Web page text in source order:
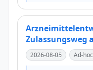
Zulassungsweg
2026-08-05 Ad-